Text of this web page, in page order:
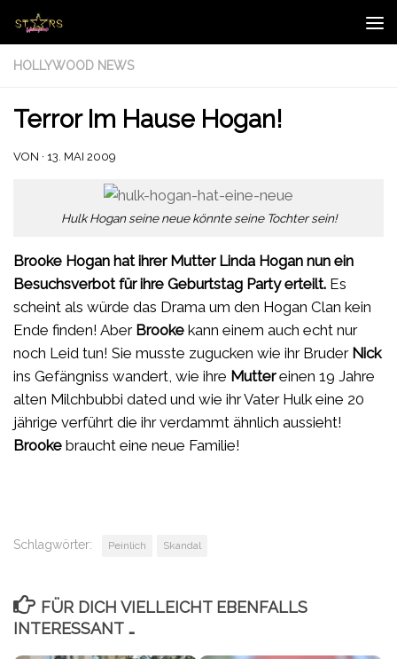
Zum Inhalt springen
HOLLYWOOD NEWS
Terror Im Hause Hogan!
VON · 13. MAI 2009
Hulk Hogan seine neue könnte seine Tochter sein!
Brooke Hogan hat ihrer Mutter Linda Hogan nun ein
Besuchsverbot für ihre Geburtstag Party erteilt. Es
scheint als würde das Drama um den Hogan Clan kein
Ende finden! Aber Brooke kann einem auch echt nur
noch Leid tun! Sie musste zugucken wie ihr Bruder Nick
ins Gefängniss wandert, wie ihre Muttereinen 19 Jahre
alten Milchbubbi dated und wie ihr Vater Hulk eine 20
jährige verführt die ihr verdammt ähnlich aussieht!
Brooke braucht eine neue Familie!
Schlagwörter: Peinlich Skandal
FÜR DICH VIELLEICHT EBENFALLS
INTERESSANT …